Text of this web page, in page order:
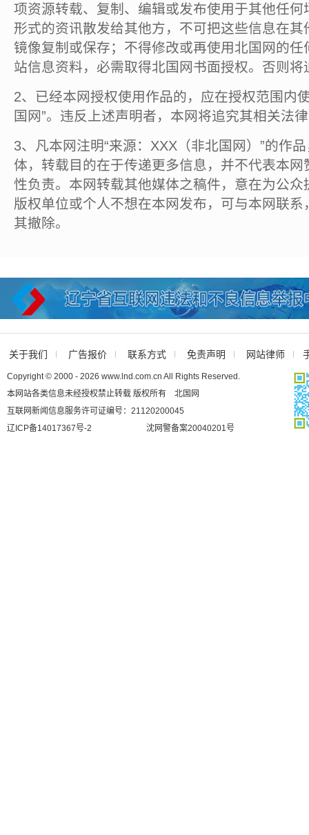
项资源转载、复制、编辑或发布使用于其他任
形式的资讯散发给其他方，不可把这些信息在
镜像复制或保存；不得修改或再使用北国网的
站信息资料，必需取得北国网书面授权。否则将
2、已经本网授权使用作品的，应在授权范围内
国网”。违反上述声明者，本网将追究其相关法
3、凡本网注明“来源：XXX（非北国网）”的作
体，转载目的在于传递更多信息，并不代表本
性负责。本网转载其他媒体之稿件，意在为公
版权单位或个人不想在本网发布，可与本网联
其撤除。
关于我们 广告报价 联系方式 免责声明 网站律师
Copyright © 2000 - 2026 www.lnd.com.cn All Rights Reserved.
本网站各类信息未经授权禁止转载 版权所有 北国网
互联网新闻信息服务许可证编号：21120200045
辽ICP备14017367号-2
沈网警备案20040201号